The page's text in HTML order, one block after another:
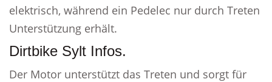
elektrisch, während ein Pedelec nur durch Treten
Unterstützung erhält.
Dirtbike Sylt Infos.
Der Motor unterstützt das Treten und sorgt für